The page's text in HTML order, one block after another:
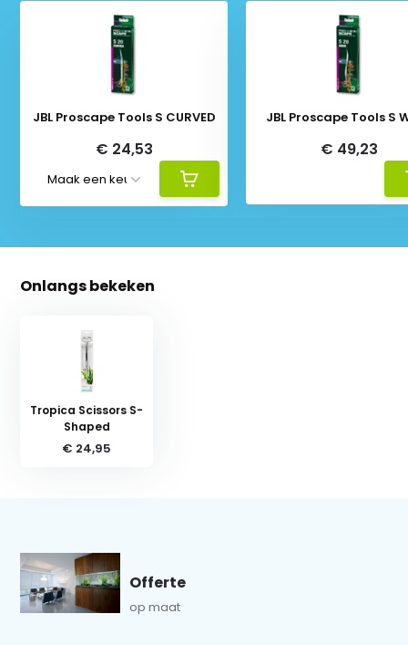
JBL Proscape Tools S CURVED
€ 24,53
JBL Proscape Tools S
€ 49,23
Onlangs bekeken
Tropica Scissors S-
Shaped
€ 24,95
Offerte
op maat